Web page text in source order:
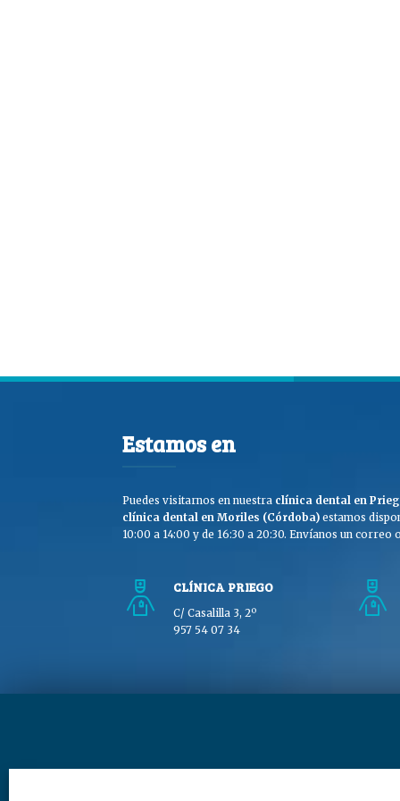
Estamos en
Puedes visitarnos en nuestra clínica dental en
clínica dental en Moriles (Córdoba) estamos
10:00 a 14:00 y de 16:30 a 20:30. Envíanos un correo
CLÍNICA PRIEGO
C/ Casalilla 3, 2º
957 54 07 34